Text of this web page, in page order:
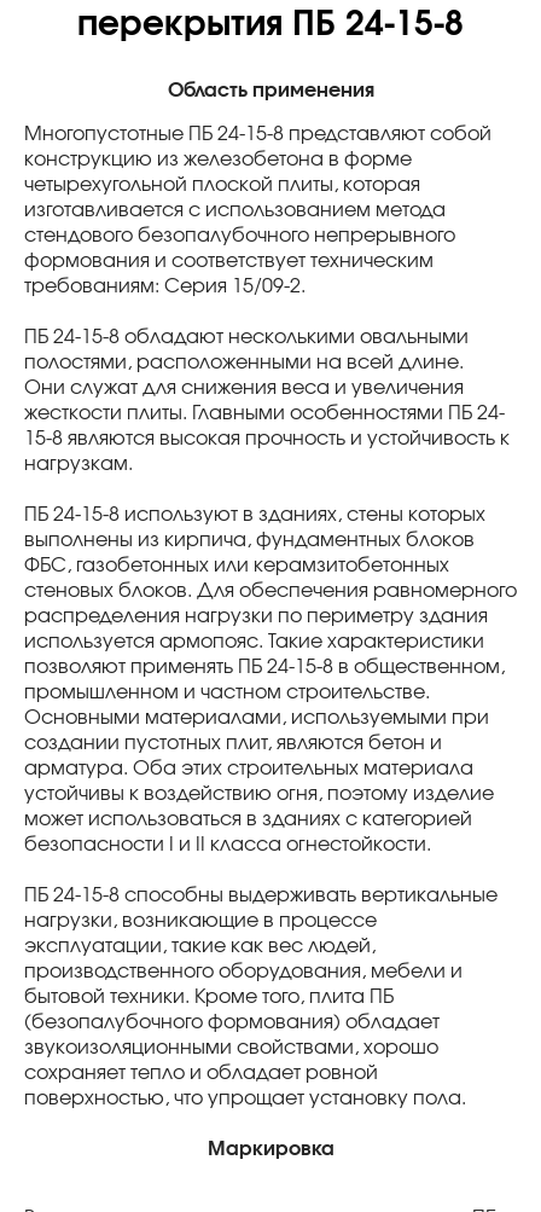
перекрытия ПБ 24-15-8
Область применения
Многопустотные ПБ 24-15-8 представляют собой
конструкцию из железобетона в форме
четырехугольной плоской плиты, которая
изготавливается с использованием метода
стендового безопалубочного непрерывного
формования и соответствует техническим
требованиям: Серия 15/09-2.
ПБ 24-15-8 обладают несколькими овальными
полостями, расположенными на всей длине.
Они служат для снижения веса и увеличения
жесткости плиты. Главными особенностями ПБ 24-
15-8 являются высокая прочность и устойчивость к
нагрузкам.
ПБ 24-15-8 используют в зданиях, стены которых
выполнены из кирпича, фундаментных блоков
ФБС, газобетонных или керамзитобетонных
стеновых блоков. Для обеспечения равномерного
распределения нагрузки по периметру здания
используется армопояс. Такие характеристики
позволяют применять ПБ 24-15-8 в общественном,
промышленном и частном строительстве.
Основными материалами, используемыми при
создании пустотных плит, являются бетон и
арматура. Оба этих строительных материала
устойчивы к воздействию огня, поэтому изделие
может использоваться в зданиях с категорией
безопасности I и II класса огнестойкости.
ПБ 24-15-8 способны выдерживать вертикальные
нагрузки, возникающие в процессе
эксплуатации, такие как вес людей,
производственного оборудования, мебели и
бытовой техники. Кроме того, плита ПБ
(безопалубочного формования) обладает
звукоизоляционными свойствами, хорошо
сохраняет тепло и обладает ровной
поверхностью, что упрощает установку пола.
Маркировка